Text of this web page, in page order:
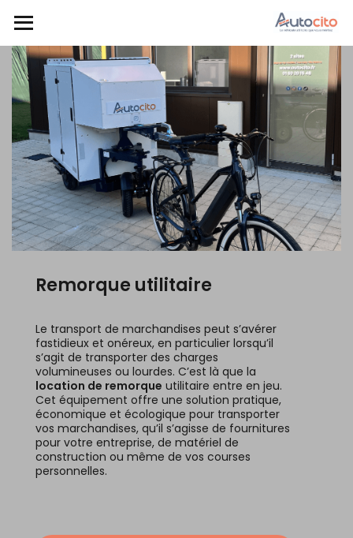
Remorque utilitaire
Le transport de marchandises peut s’avérer
fastidieux et onéreux, en particulier lorsqu’il
s’agit de transporter des charges
volumineuses ou lourdes. C’est là que la
location de remorque utilitaire entre en jeu.
Cet équipement offre une solution pratique,
économique et écologique pour transporter
vos marchandises, qu’il s’agisse de fournitures
pour votre entreprise, de matériel de
construction ou même de vos courses
personnelles.